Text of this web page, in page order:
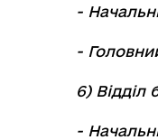
-
-
6) Відділ
-